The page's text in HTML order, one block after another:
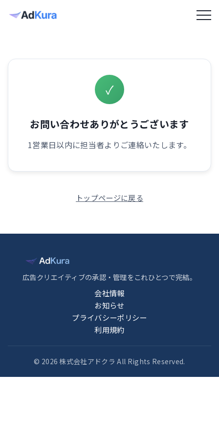
✓
お問い合わせありがとうございます
1営業日以内に担当者よりご連絡いたします。
トップページに戻る
広告クリエイティブの承認・管理をこれひとつで完結。
会社情報
お知らせ
プライバシーポリシー
利用規約
© 2026 株式会社アドクラ All Rights Reserved.